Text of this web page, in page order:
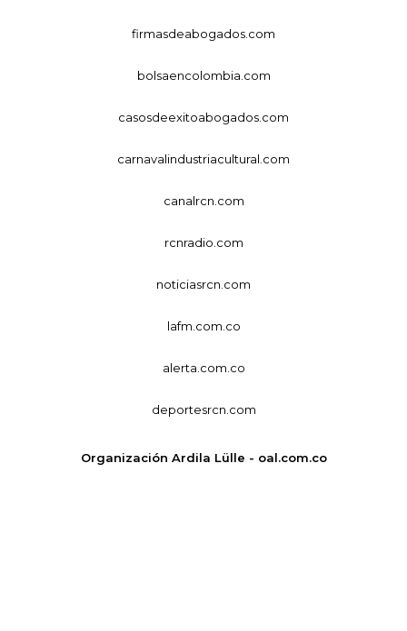
firmasdeabogados.com
bolsaencolombia.com
casosdeexitoabogados.com
carnavalindustriacultural.com
canalrcn.com
rcnradio.com
noticiasrcn.com
lafm.com.co
alerta.com.co
deportesrcn.com
Organización Ardila Lülle - oal.com.co